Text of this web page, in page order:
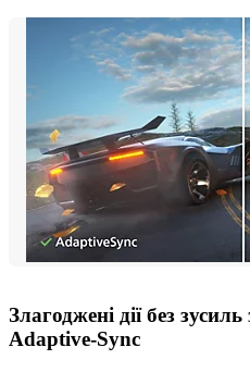
Злагоджені дії без
Adaptive-Sync